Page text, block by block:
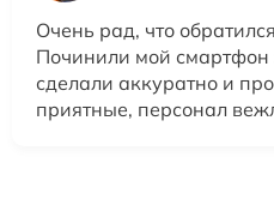
Очень рад, что
Починили мой смартфон
сделали аккуратно и
приятные, персонал